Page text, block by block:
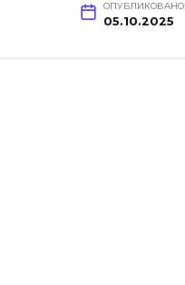
ОПУБЛИКОВАНО
05.10.2025